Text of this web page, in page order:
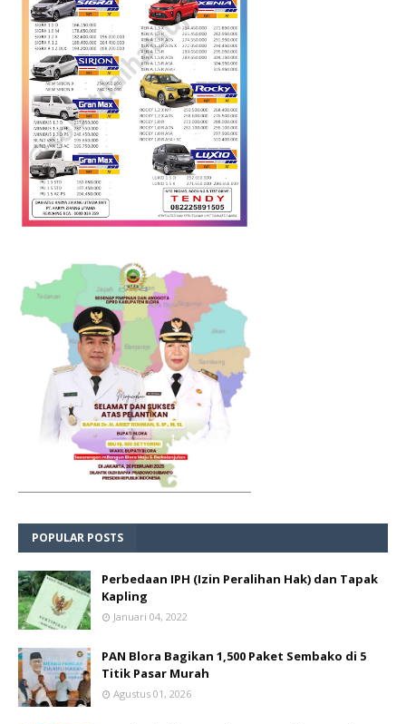
POPULAR POSTS
Perbedaan IPH (Izin Peralihan Hak) dan Tapak
Kapling
Januari 04, 2022
PAN Blora Bagikan 1,500 Paket Sembako di 5
Titik Pasar Murah
Agustus 01, 2026